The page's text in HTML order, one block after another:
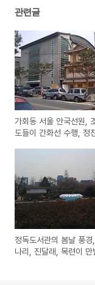
관련글
가회동 서울 안국선원,
도들이 간화선 수행, 정
정독도서관의 봄날 풍경
나리, 진달래, 목련이 만